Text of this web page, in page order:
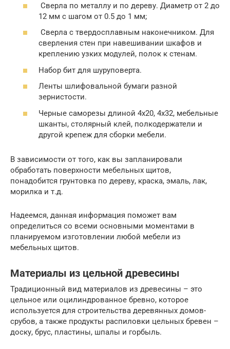
Сверла по металлу и по дереву. Диаметр от 2 до
12 мм с шагом от 0.5 до 1 мм;
Сверла с твердосплавным наконечником. Для
сверления стен при навешивании шкафов и
креплению узких модулей, полок к стенам.
Набор бит для шуруповерта.
Ленты шлифовальной бумаги разной
зернистости.
Черные саморезы длиной 4х20, 4х32, мебельные
шканты, столярный клей, полкодержатели и
другой крепеж для сборки мебели.
В зависимости от того, как вы запланировали
обработать поверхности мебельных щитов,
понадобится грунтовка по дереву, краска, эмаль, лак,
морилка и т.д.
Надеемся, данная информация поможет вам
определиться со всеми основными моментами в
планируемом изготовлении любой мебели из
мебельных щитов.
Материалы из цельной древесины
Традиционный вид материалов из древесины – это
цельное или оцилиндрованное бревно, которое
используется для строительства деревянных домов-
срубов, а также продукты распиловки цельных бревен –
доску, брус, пластины, шпалы и горбыль.